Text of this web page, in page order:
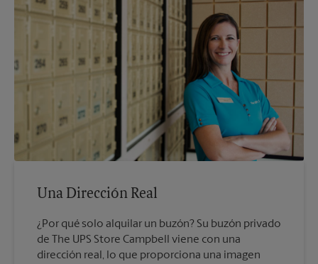
Una Dirección Real
¿Por qué solo alquilar un buzón? Su buzón privado
de The UPS Store Campbell viene con una
dirección real, lo que proporciona una imagen